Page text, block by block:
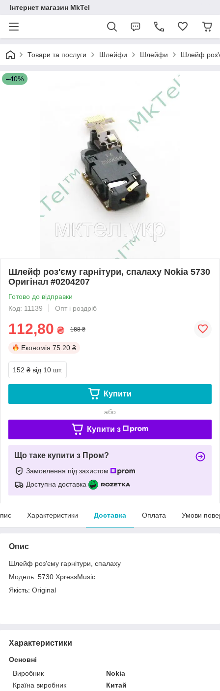
Інтернет магазин MkTel
Товари та послуги Шлейфи Шлейфи Шлейф
–40%
Шлейф роз'єму гарнітури, спалаху Nokia 5730
Оригінал #0204207
Готово до відправки
Код: 11139
Опт і роздріб
112,80 ₴ 188 ₴
Економія 75.20 ₴
152 ₴ від 10 шт.
Купити
або
Купити з
Що таке купити з Пром?
Замовлення під захистом
Доступна доставка
Характеристики Доставка Оплата Умови
Опис
Шлейф роз'єму гарнітури, спалаху
Модель: 5730 XpressMusic
Якість: Original
Характеристики
Основні
Виробник
Nokia
Країна виробник
Китай